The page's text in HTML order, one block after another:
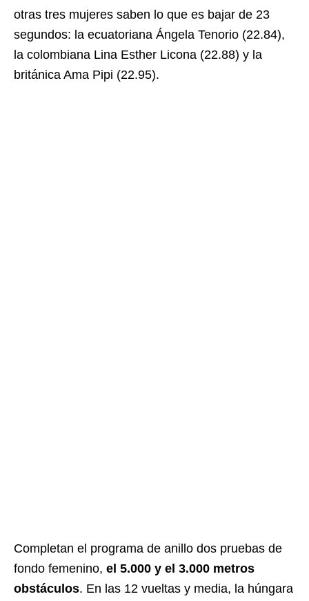
otras tres mujeres saben lo que es bajar de 23
segundos: la ecuatoriana Ángela Tenorio (22.84),
la colombiana Lina Esther Licona (22.88) y la
británica Ama Pipi (22.95).
Completan el programa de anillo dos pruebas de
fondo femenino, el 5.000 y el 3.000 metros
obstáculos. En las 12 vueltas y media, la húngara